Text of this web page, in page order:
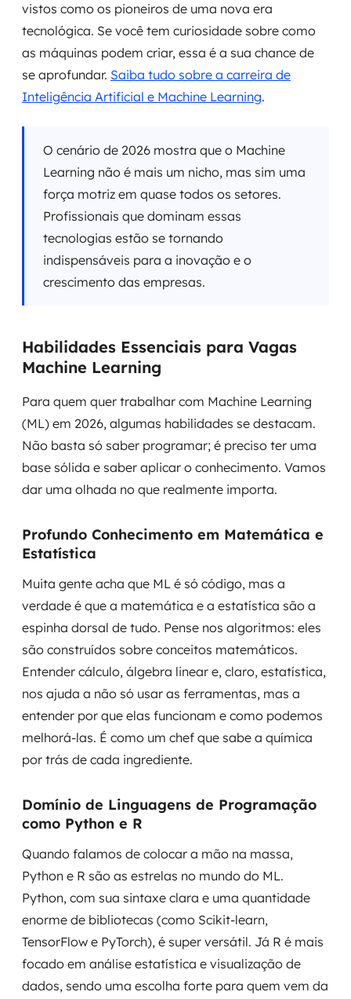
vistos como os pioneiros de uma nova era
tecnológica. Se você tem curiosidade sobre como
as máquinas podem criar, essa é a sua chance de
se aprofundar. Saiba tudo sobre a carreira de
Inteligência Artificial e Machine Learning.
O cenário de 2026 mostra que o Machine
Learning não é mais um nicho, mas sim uma
força motriz em quase todos os setores.
Profissionais que dominam essas
tecnologias estão se tornando
indispensáveis para a inovação e o
crescimento das empresas.
Habilidades Essenciais para Vagas
Machine Learning
Para quem quer trabalhar com Machine Learning
(ML) em 2026, algumas habilidades se destacam.
Não basta só saber programar; é preciso ter uma
base sólida e saber aplicar o conhecimento. Vamos
dar uma olhada no que realmente importa.
Profundo Conhecimento em Matemática e
Estatística
Muita gente acha que ML é só código, mas a
verdade é que a matemática e a estatística são a
espinha dorsal de tudo. Pense nos algoritmos: eles
são construídos sobre conceitos matemáticos.
Entender cálculo, álgebra linear e, claro, estatística,
nos ajuda a não só usar as ferramentas, mas a
entender por que elas funcionam e como podemos
melhorá-las. É como um chef que sabe a química
por trás de cada ingrediente.
Domínio de Linguagens de Programação
como Python e R
Quando falamos de colocar a mão na massa,
Python e R são as estrelas no mundo do ML.
Python, com sua sintaxe clara e uma quantidade
enorme de bibliotecas (como Scikit-learn,
TensorFlow e PyTorch), é super versátil. Já R é mais
focado em análise estatística e visualização de
dados, sendo uma escolha forte para quem vem da